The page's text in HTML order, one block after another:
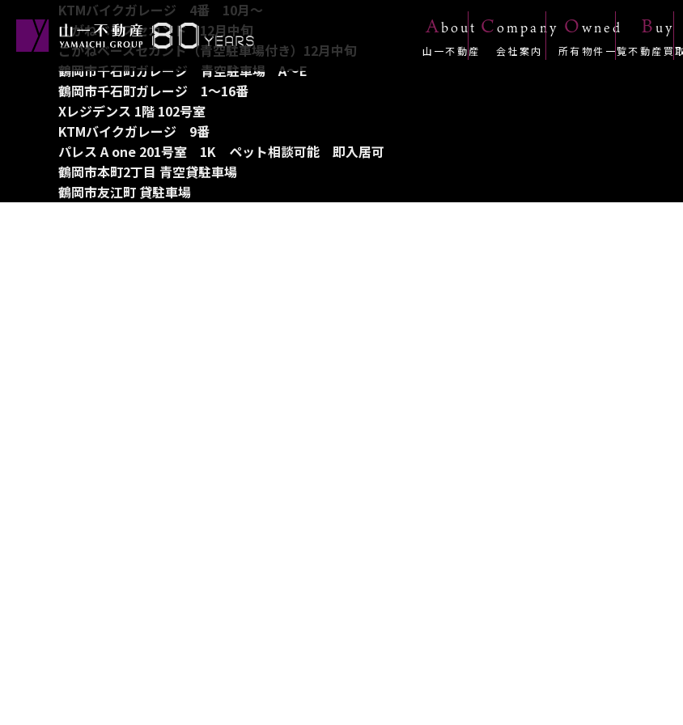
About
山一不動産
Company
会社案内
Owned
所有物件一覧
Buy
不動産買
KTMバイクガレージ 4番 10月～
こがねベースセカンド 12月中旬
こがねベースセカンド（青空駐車場付き）12月中旬
鶴岡市千石町ガレージ 青空駐車場 A～E
鶴岡市千石町ガレージ 1～16番
Xレジデンス 1階 102号室
KTMバイクガレージ 9番
パレス A one 201号室 1K ペット相談可能 即入居可
鶴岡市本町2丁目 青空貸駐車場
鶴岡市友江町 貸駐車場